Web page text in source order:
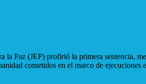
la Paz (JEP) profirió la primera sentencia,
cometidos en el marco de ejecuciones